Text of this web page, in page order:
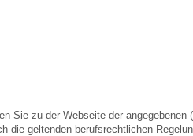
Sie zu der Webseite der
die geltenden berufsrechtlichen